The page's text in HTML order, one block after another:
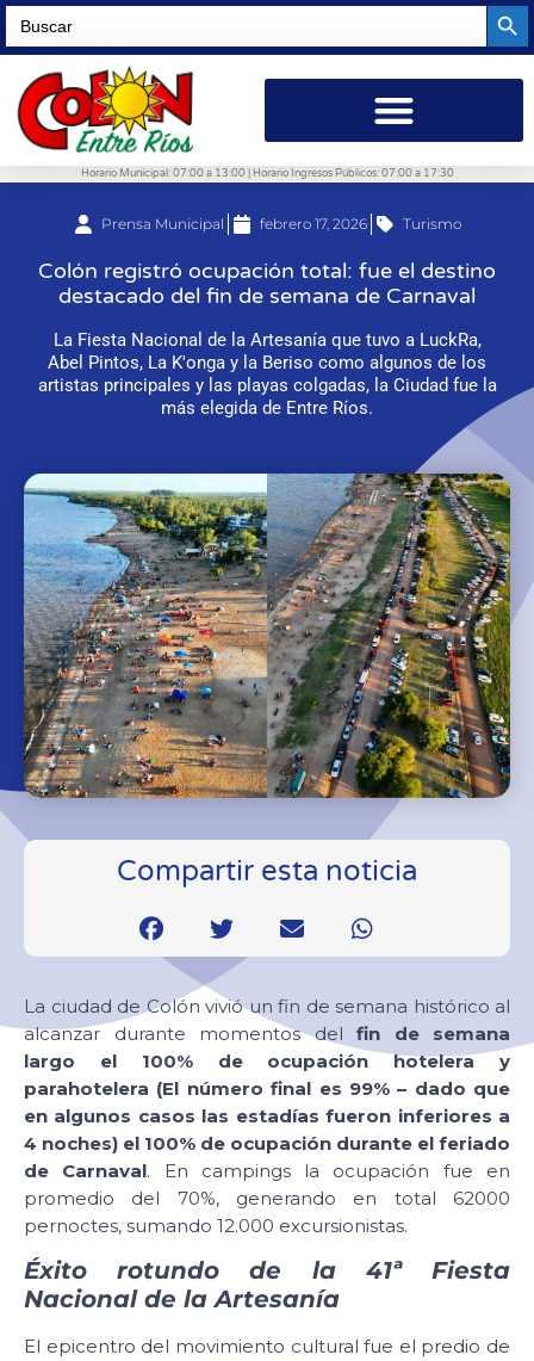
Search
for:
Horario Municipal: 07:00 a 13:00 | Horario Ingresos Públicos: 07:00 a 17:30
Prensa Municipal febrero 17, 2026 Turismo
Colón registró ocupación total: fue el destino
destacado del fin de semana de Carnaval
La Fiesta Nacional de la Artesanía que tuvo a LuckRa,
Abel Pintos, La K'onga y la Beriso como algunos de los
artistas principales y las playas colgadas, la Ciudad fue la
más elegida de Entre Ríos.
Compartir esta noticia
La ciudad de Colón vivió un fin de semana histórico al
alcanzar durante momentos del fin de semana
largo el 100% de ocupación hotelera y
parahotelera (El número final es 99% – dado que
en algunos casos las estadías fueron inferiores a
4 noches) el 100% de ocupación durante el feriado
de Carnaval. En campings la ocupación fue en
promedio del 70%, generando en total 62000
pernoctes, sumando 12.000 excursionistas.
Éxito rotundo de la 41ª Fiesta
Nacional de la Artesanía
El epicentro del movimiento cultural fue el predio de